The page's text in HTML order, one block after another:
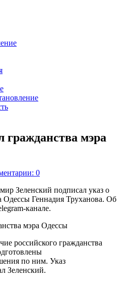
гражданства мэра
0
Зеленский подписал указ о
Одессы Геннадия Труханова. Об
канале.
российского гражданства
по ним. Указ
Зеленский.